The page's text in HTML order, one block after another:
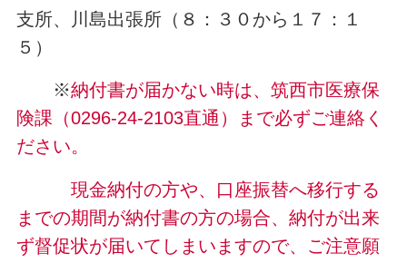
支所、川島出張所（８：３０から１７：１
５）
※納付書が届かない時は、筑西市医療保
険課（0296-24-2103直通）まで必ずご連絡く
ださい。
現金納付の方や、口座振替へ移行する
までの期間が納付書の方の場合、納付が出来
ず督促状が届いてしまいますので、ご注意願